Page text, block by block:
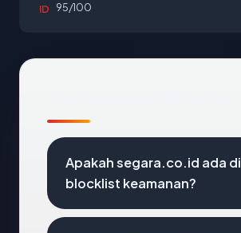
ID 95/100
Apakah segara.co.id ada di
blocklist keamanan?